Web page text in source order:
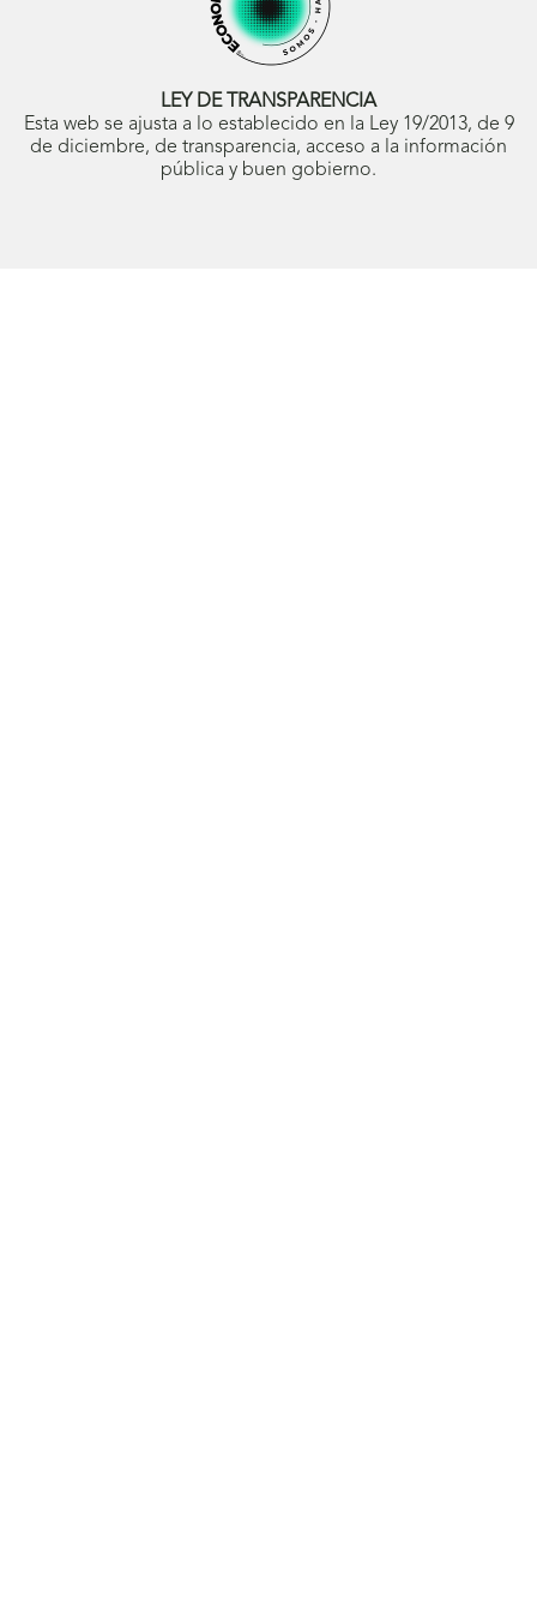
ventanaventana
nueva)
ventana
nueva)
abrirá
en
ventana
ventana
nueva)
LEY DE TRANSPARENCIA
Esta web se ajusta a lo establecido en la Ley 19/2013, de 9
de diciembre, de transparencia, acceso a la información
pública y buen gobierno.